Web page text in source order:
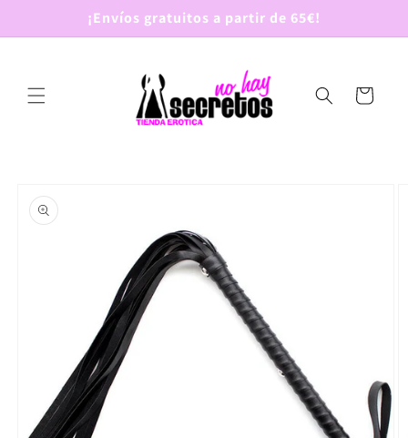
directamente
al contenido
¡Envíos gratuitos a partir de 65€!
Carrito
a la
información